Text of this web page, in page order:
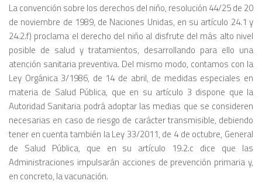
La convención sobre los derechos del niño, resolución 44/25 de 20
de noviembre de 1989, de Naciones Unidas, en su artículo 24.1 y
24.2.f) proclama el derecho del niño al disfrute del más alto nivel
posible de salud y tratamientos, desarrollando para ello una
atención sanitaria preventiva. Del mismo modo, contamos con la
Ley Orgánica 3/1986, de 14 de abril, de medidas especiales en
materia de Salud Pública, que en su artículo 3 dispone que la
Autoridad Sanitaria podrá adoptar las medias que se consideren
necesarias en caso de riesgo de carácter transmisible, debiendo
tener en cuenta también la Ley 33/2011, de 4 de octubre, General
de Salud Pública, que en su artículo 19.2.c dice que las
Administraciones impulsarán acciones de prevención primaria y,
en concreto, la vacunación.